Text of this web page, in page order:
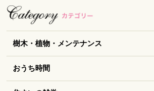
樹木・植物・メンテナンス
おうち時間